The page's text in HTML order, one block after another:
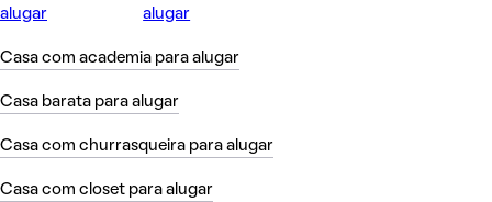
alugar
alugar
Casa com academia para alugar
Casa barata para alugar
Casa com churrasqueira para alugar
Casa com closet para alugar